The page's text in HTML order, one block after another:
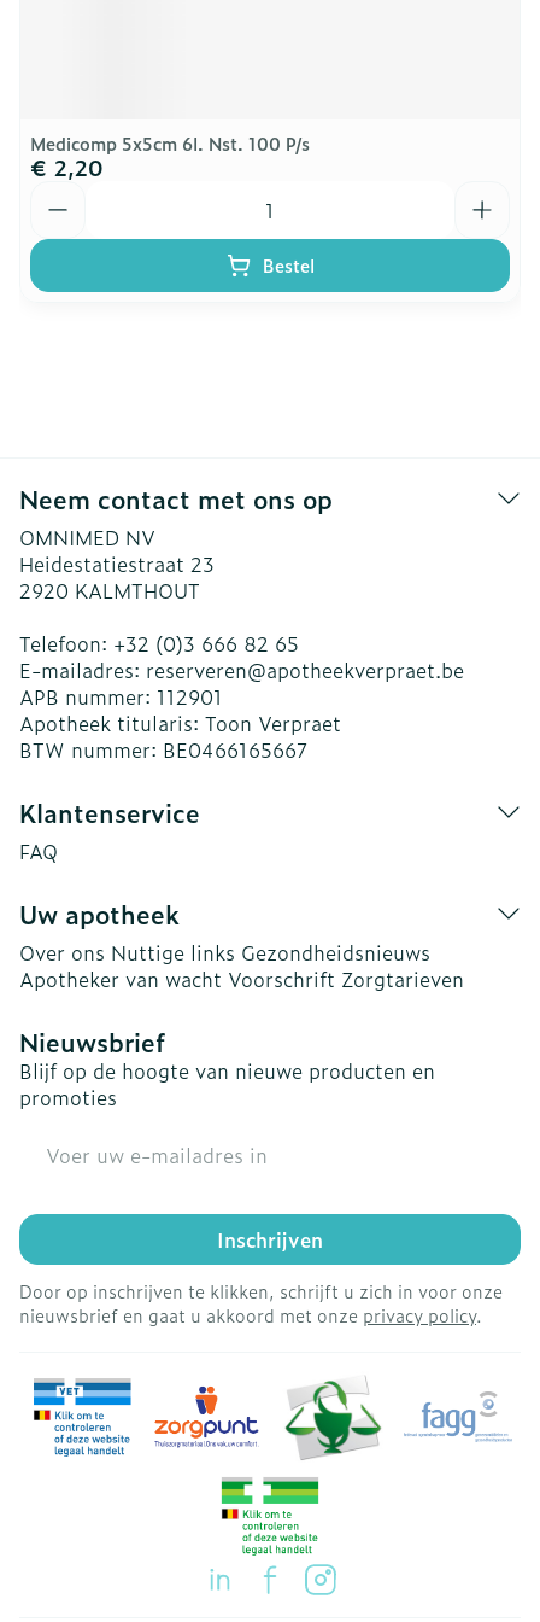
Medicomp 5x5cm 6l. Nst. 100 P/s
€ 2,20
Bestel
Neem contact met ons op
OMNIMED NV
Heidestatiestraat 23
2920 KALMTHOUT
Telefoon: +32 (0)3 666 82 65
E-mailadres: reserveren@apotheekverpraet.be
APB nummer: 112901
Apotheek titularis: Toon Verpraet
BTW nummer: BE0466165667
Klantenservice
FAQ
Uw apotheek
Over ons Nuttige links Gezondheidsnieuws
Apotheker van wacht Voorschrift Zorgtarieven
Nieuwsbrief
Blijf op de hoogte van nieuwe producten en
promoties
Inschrijven
Door op inschrijven te klikken, schrijft u zich in voor onze
nieuwsbrief en gaat u akkoord met onze privacy policy.